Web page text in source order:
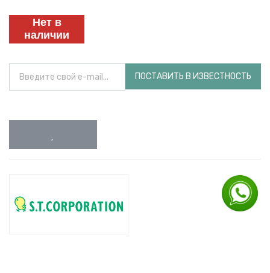
Нет в
наличии
ПОСТАВИТЬ В ИЗВЕСТНОСТЬ